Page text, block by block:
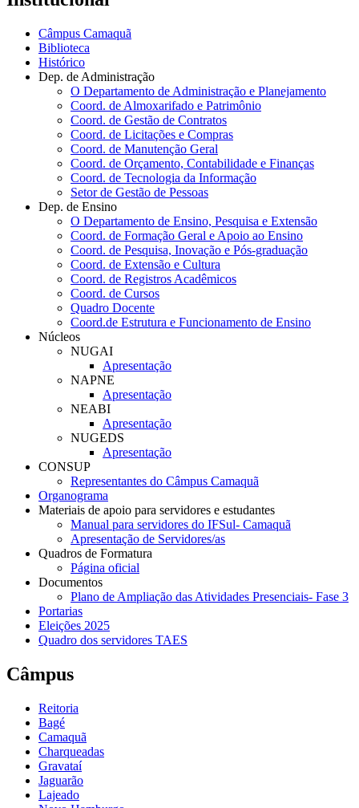
Câmpus Camaquã
Biblioteca
Histórico
Dep. de Administração
O Departamento de Administração e Planejamento
Coord. de Almoxarifado e Patrimônio
Coord. de Gestão de Contratos
Coord. de Licitações e Compras
Coord. de Manutenção Geral
Coord. de Orçamento, Contabilidade e Finanças
Coord. de Tecnologia da Informação
Setor de Gestão de Pessoas
Dep. de Ensino
O Departamento de Ensino, Pesquisa e Extensão
Coord. de Formação Geral e Apoio ao Ensino
Coord. de Pesquisa, Inovação e Pós-graduação
Coord. de Extensão e Cultura
Coord. de Registros Acadêmicos
Coord. de Cursos
Quadro Docente
Coord.de Estrutura e Funcionamento de Ensino
Núcleos
NUGAI
Apresentação
NAPNE
Apresentação
NEABI
Apresentação
NUGEDS
Apresentação
CONSUP
Representantes do Câmpus Camaquã
Organograma
Materiais de apoio para servidores e estudantes
Manual para servidores do IFSul- Camaquã
Apresentação de Servidores/as
Quadros de Formatura
Página oficial
Documentos
Plano de Ampliação das Atividades Presenciais- Fase 3
Portarias
Eleições 2025
Quadro dos servidores TAES
Câmpus
Reitoria
Bagé
Camaquã
Charqueadas
Gravataí
Jaguarão
Lajeado